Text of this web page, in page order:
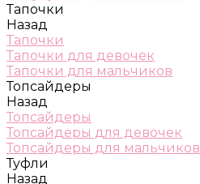
Тапочки
Назад
Тапочки
Тапочки для девочек
Тапочки для мальчиков
Топсайдеры
Назад
Топсайдеры
Топсайдеры для девочек
Топсайдеры для мальчиков
Туфли
Назад